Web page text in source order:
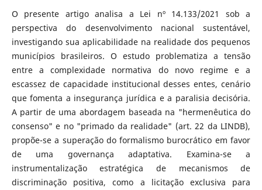
O presente artigo analisa a Lei nº 14.133/2021 sob a
perspectiva do desenvolvimento nacional sustentável,
investigando sua aplicabilidade na realidade dos pequenos
municípios brasileiros. O estudo problematiza a tensão
entre a complexidade normativa do novo regime e a
escassez de capacidade institucional desses entes, cenário
que fomenta a insegurança jurídica e a paralisia decisória.
A partir de uma abordagem baseada na "hermenêutica do
consenso" e no "primado da realidade" (art. 22 da LINDB),
propõe-se a superação do formalismo burocrático em favor
de uma governança adaptativa. Examina-se a
instrumentalização estratégica de mecanismos de
discriminação positiva, como a licitação exclusiva para